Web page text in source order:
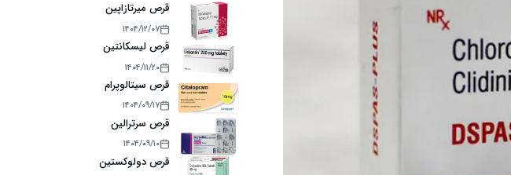
قرص میرتازاپین
۱۴۰۴/۱۲/۰۷
قرص لیسکانتین
۱۴۰۴/۱۱/۲۰
قرص سیتالوپرام
۱۴۰۴/۰۹/۱۷
قرص سرترالین
۱۴۰۴/۰۹/۱۰
قرص دولوکستین